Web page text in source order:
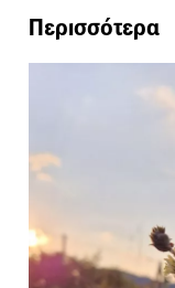
Περισσότερα